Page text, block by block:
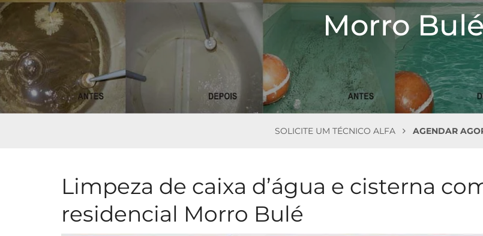
Morro
SOLICITE UM TÉCNICO ALFA AGENDAR
Limpeza de caixa d’água e cisterna
residencial Morro Bulé